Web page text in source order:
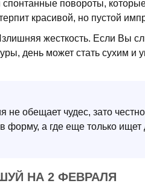
повороты,
красивой, но пустой
жесткость. Если Вы
день может стать сухим
не обещает чудес, зато
форму, а где еще только ищет
НА 2 ФЕВРАЛЯ